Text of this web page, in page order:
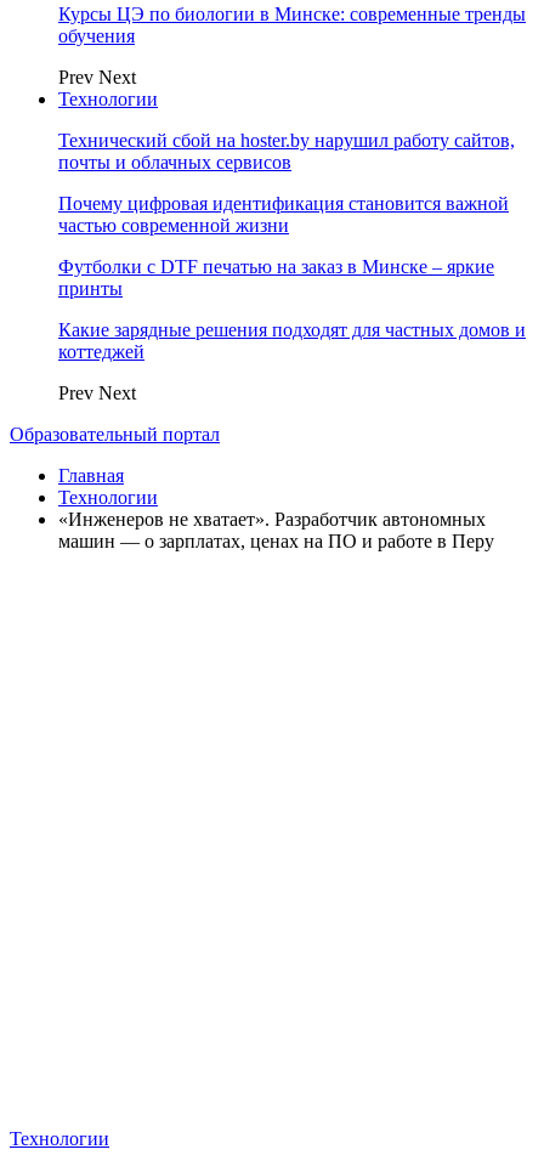
Курсы ЦЭ по биологии в Минске: современные тренды
обучения
Prev Next
Технологии
Технический сбой на hoster.by нарушил работу сайтов,
почты и облачных сервисов
Почему цифровая идентификация становится важной
частью современной жизни
Футболки с DTF печатью на заказ в Минске – яркие
принты
Какие зарядные решения подходят для частных домов и
коттеджей
Prev Next
Образовательный портал
Главная
Технологии
«Инженеров не хватает». Разработчик автономных
машин — о зарплатах, ценах на ПО и работе в Перу
Технологии